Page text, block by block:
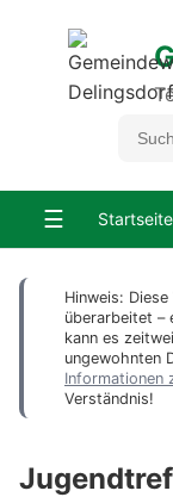
☰ Startseite
Hinweis:
überarbeitet –
kann es
ungewohnten
Informationen
Verständnis!